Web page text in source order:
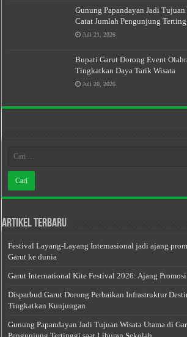
Gunung Papandayan Jadi
Catat Jumlah Pengunjung
Juli 21, 2026
Bupati Garut Dorong Event
Tingkatkan Daya Tarik Wisata
Juli 20, 2026
Artikel Terbaru
Festival Layang-Layang Internasional jadi ajang
Garut ke dunia
Garut International Kite Festival 2026: Ajang
Disparbud Garut Dorong Perbaikan Infrastruktur
Tingkatkan Kunjungan
Gunung Papandayan Jadi Tujuan Wisata Utama di